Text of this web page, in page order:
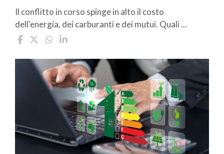
Il conflitto in corso spinge in alto il costo
dell'energia, dei carburanti e dei mutui. Quali ...